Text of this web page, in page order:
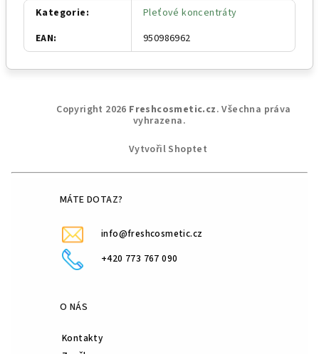
Kategorie:
Pleťové koncentráty
EAN: 950986962
Copyright 2026 Freshcosmetic.cz. Všechna práva
vyhrazena.
Vytvořil Shoptet
MÁTE DOTAZ?
info@freshcosmetic.cz
+420 773 767 090
O NÁS
Kontakty